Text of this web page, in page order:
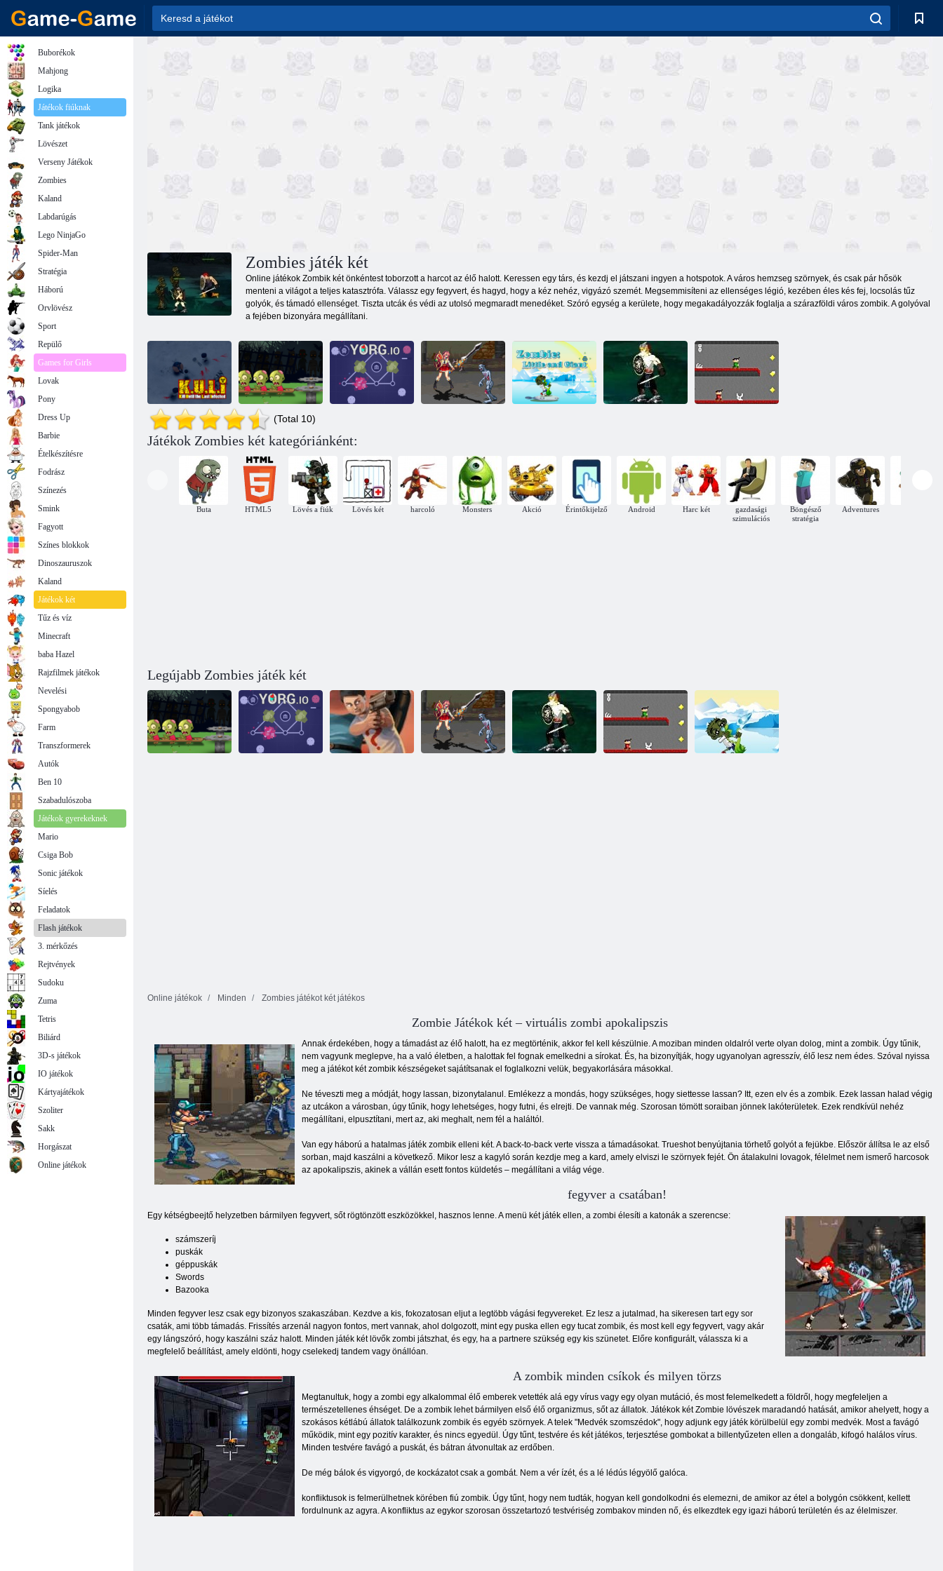
Zombies játék két
Online játékok Zombik két önkéntest toborzott a harcot az élő halott. Keressen egy társ, és kezdj el játszani ingyen a hotspotok. A város hemzseg szörnyek, és csak pár hősök
menteni a világot a teljes katasztrófa. Válassz egy fegyvert, és hagyd, hogy a kéz nehéz, vigyázó szemét. Megsemmisíteni az ellenséges légió, kezében éles kés fej, locsolás tűz
golyók, és támadó ellenséget. Tiszta utcák és védi az utolsó megmaradt menedéket. Szóró egység a kerülete, hogy megakadályozzák foglalja a szárazföldi város zombik. A golyóval
a fejében bizonyára megállítani.
Háborús zombi
hősök
(Total 10)
Játékok Zombies két kategóriánként:
Buta HTML5 Lövés a fiúk Lövés két harcoló Monsters Akció Érintőkijelző Android Harc két
gazdasági
szimulációs
Böngésző
stratégia
Adventures
Legújabb Zombies játék két
Online játékok Minden Zombies játékot két játékos
Zombie Játékok két – virtuális zombi apokalipszis
Annak érdekében, hogy a támadást az élő halott, ha ez megtörténik, akkor fel kell készülnie. A moziban minden oldalról verte olyan dolog, mint a zombik. Úgy tűnik,
nem vagyunk meglepve, ha a való életben, a halottak fel fognak emelkedni a sírokat. És, ha bizonyítják, hogy ugyanolyan agresszív, élő lesz nem édes. Szóval nyissa
meg a játékot két zombik készségeket sajátítsanak el foglalkozni velük, begyakorlására másokkal.
Ne téveszti meg a módját, hogy lassan, bizonytalanul. Emlékezz a mondás, hogy szükséges, hogy siettesse lassan? Itt, ezen elv és a zombik. Ezek lassan halad végig
az utcákon a városban, úgy tűnik, hogy lehetséges, hogy futni, és elrejti. De vannak még. Szorosan tömött soraiban jönnek lakóterületek. Ezek rendkívül nehéz
megállítani, elpusztítani, mert az, aki meghalt, nem fél a haláltól.
Van egy háború a hatalmas játék zombik elleni két. A back-to-back verte vissza a támadásokat. Trueshot benyújtania törhető golyót a fejükbe. Először állítsa le az első
sorban, majd kaszálni a következő. Mikor lesz a kagyló során kezdje meg a kard, amely elviszi le szörnyek fejét. Ön átalakulni lovagok, félelmet nem ismerő harcosok
az apokalipszis, akinek a vállán esett fontos küldetés – megállítani a világ vége.
fegyver a csatában!
Egy kétségbeejtő helyzetben bármilyen fegyvert, sőt rögtönzött eszközökkel, hasznos lenne. A menü két játék ellen, a zombi élesíti a katonák a szerencse:
számszeríj
puskák
géppuskák
Swords
Bazooka
Minden fegyver lesz csak egy bizonyos szakaszában. Kezdve a kis, fokozatosan eljut a legtöbb vágási fegyvereket. Ez lesz a jutalmad, ha sikeresen tart egy sor
csaták, ami több támadás. Frissítés arzenál nagyon fontos, mert vannak, ahol dolgozott, mint egy puska ellen egy tucat zombik, és most kell egy fegyvert, vagy akár
egy lángszóró, hogy kaszálni száz halott. Minden játék két lövők zombi játszhat, és egy, ha a partnere szükség egy kis szünetet. Előre konfigurált, válassza ki a
megfelelő beállítást, amely eldönti, hogy cselekedj tandem vagy önállóan.
A zombik minden csíkok és milyen törzs
Megtanultuk, hogy a zombi egy alkalommal élő emberek vetették alá egy vírus vagy egy olyan mutáció, és most felemelkedett a földről, hogy megfeleljen a
természetellenes éhséget. De a zombik lehet bármilyen első élő organizmus, sőt az állatok. Játékok két Zombie lövészek maradandó hatását, amikor ahelyett, hogy a
szokásos kétlábú állatok találkozunk zombik és egyéb szörnyek. A telek "Medvék szomszédok", hogy adjunk egy játék körülbelül egy zombi medvék. Most a favágó
működik, mint egy pozitív karakter, és nincs egyedül. Úgy tűnt, testvére és két játékos, terjesztése gombokat a billentyűzeten ellen a dongaláb, kifogó halálos vírus.
Minden testvére favágó a puskát, és bátran átvonultak az erdőben.
De még bálok és vigyorgó, de kockázatot csak a gombát. Nem a vér ízét, és a lé lédús légyölő galóca.
konfliktusok is felmerülhetnek körében fiú zombik. Úgy tűnt, hogy nem tudták, hogyan kell gondolkodni és elemezni, de amikor az étel a bolygón csökkent, kellett
fordulnunk az agyra. A konfliktus az egykor szorosan összetartozó testvériség zombakov minden nő, és elkezdtek egy igazi háború területén és az élelmiszer.
Buborékok
Mahjong
Logika
Játékok fiúknak
Tank játékok
Lövészet
Verseny Játékok
Zombies
Kaland
Labdarúgás
Lego NinjaGo
Spider-Man
Stratégia
Háború
Orvlövész
Sport
Repülő
Games for Girls
Lovak
Pony
Dress Up
Barbie
Ételkészítésre
Fodrász
Színezés
Smink
Fagyott
Színes blokkok
Dinoszauruszok
Kaland
Játékok két
Tűz és víz
Minecraft
baba Hazel
Rajzfilmek játékok
Nevelési
Spongyabob
Farm
Transzformerek
Autók
Ben 10
Szabadulószoba
Játékok gyerekeknek
Mario
Csiga Bob
Sonic játékok
Síelés
Feladatok
Flash játékok
3. mérkőzés
Rejtvények
Sudoku
Zuma
Tetris
Biliárd
3D-s játékok
IO játékok
Kártyajátékok
Szoliter
Sakk
Horgászat
Online játékok